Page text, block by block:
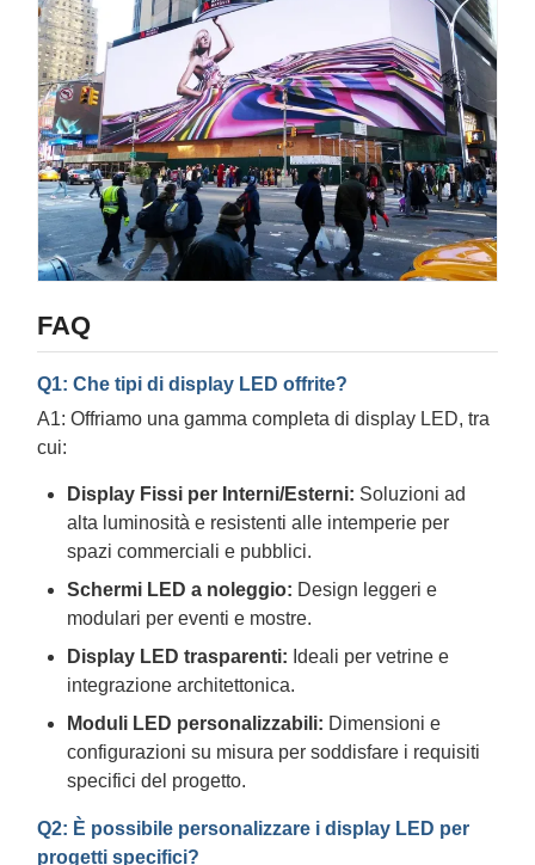
FAQ
Q1: Che tipi di display LED offrite?
A1: Offriamo una gamma completa di display LED, tra
cui:
Display Fissi per Interni/Esterni: Soluzioni ad
alta luminosità e resistenti alle intemperie per
spazi commerciali e pubblici.
Schermi LED a noleggio: Design leggeri e
modulari per eventi e mostre.
Display LED trasparenti: Ideali per vetrine e
integrazione architettonica.
Moduli LED personalizzabili: Dimensioni e
configurazioni su misura per soddisfare i requisiti
specifici del progetto.
Q2: È possibile personalizzare i display LED per
progetti specifici?